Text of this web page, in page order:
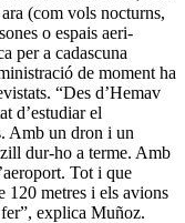
(com vols nocturns,
o espais aeri-
per a cadascuna
de moment ha
“Des d’Hemav
d’estudiar el
Amb un dron i un
dur-ho a terme. Amb
Tot i que
120 metres i els avions
explica Muñoz.